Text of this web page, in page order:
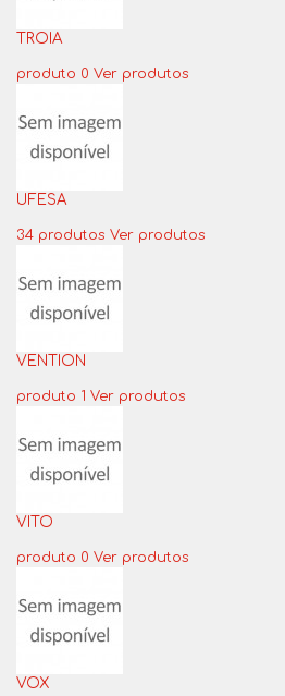
TROIA
produto 0 Ver produtos
UFESA
34 produtos Ver produtos
VENTION
produto 1 Ver produtos
VITO
produto 0 Ver produtos
VOX